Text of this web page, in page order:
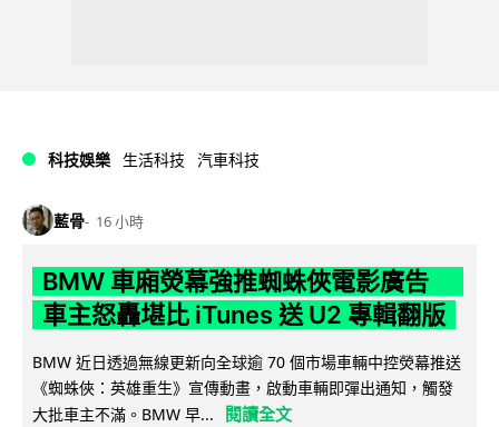
科技娛樂 生活科技 汽車科技
藍骨 16 小時
BMW 車廂熒幕強推蜘蛛俠電影廣告
車主怒轟堪比 iTunes 送 U2 專輯翻版
BMW 近日透過無線更新向全球逾 70 個市場車輛中控熒幕推送
《蜘蛛俠：英雄重生》宣傳動畫，啟動車輛即彈出通知，觸發
大批車主不滿。BMW 早...
閱讀全文